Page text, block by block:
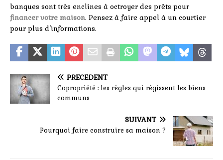
banques sont très enclines à octroyer des prêts pour
financer votre maison. Pensez à faire appel à un courtier
pour plus d’informations.
PRÉCÉDENT
Copropriété : les règles qui régissent les biens
communs
SUIVANT
Pourquoi faire construire sa maison ?